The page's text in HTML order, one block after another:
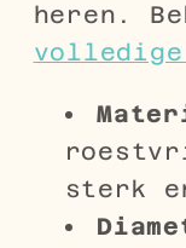
heren.
sterk